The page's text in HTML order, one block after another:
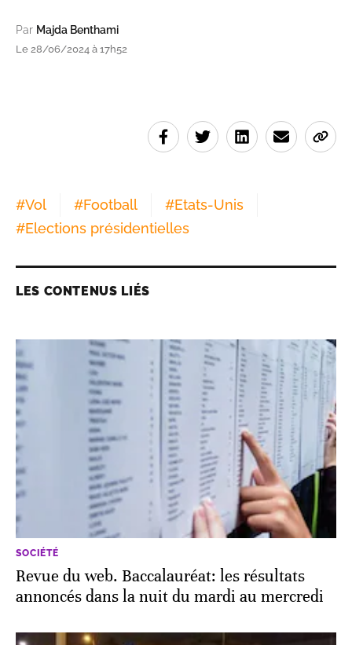
Par Majda Benthami
Le 28/06/2024 à 17h52
#Vol #Football #Etats-Unis
#Elections présidentielles
LES CONTENUS LIÉS
SOCIÉTÉ
Revue du web. Baccalauréat: les résultats
annoncés dans la nuit du mardi au mercredi